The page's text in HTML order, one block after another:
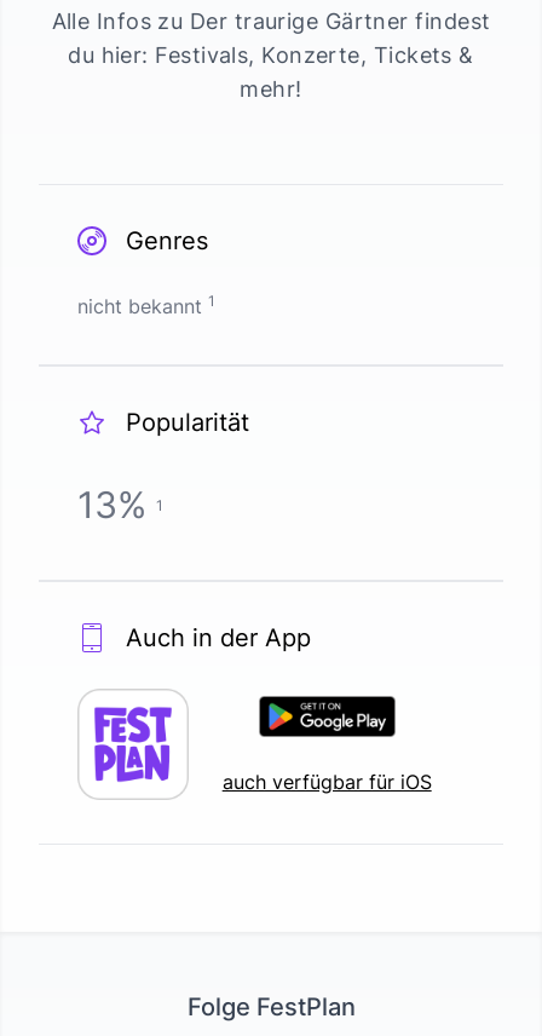
Alle Infos zu Der traurige Gärtner findest
du hier: Festivals, Konzerte, Tickets &
mehr!
Genres
nicht bekannt 1
Popularität
13% 1
Auch in der App
auch verfügbar für iOS
Folge FestPlan